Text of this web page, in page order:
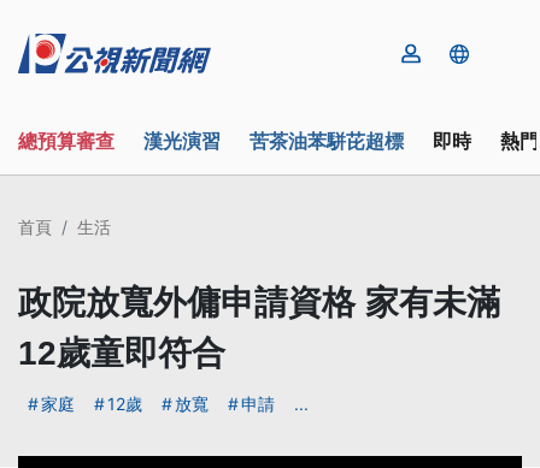
總預算審查 漢光演習 苦茶油苯駢芘超標 即時 熱
首頁 生活
政院放寬外傭申請資格 家有未滿
12歲童即符合
家庭 12歲 放寬 申請 ...